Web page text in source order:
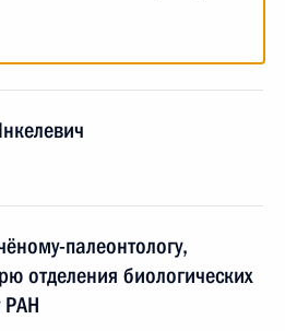
палеонтологу,
отделения биологических
РАН